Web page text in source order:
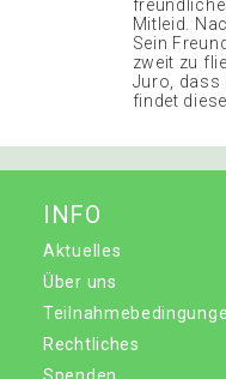
Mitleid.
Sein
zweit zu
Juro, dass
findet
INFO
Aktuelles
Über uns
Rechtliches